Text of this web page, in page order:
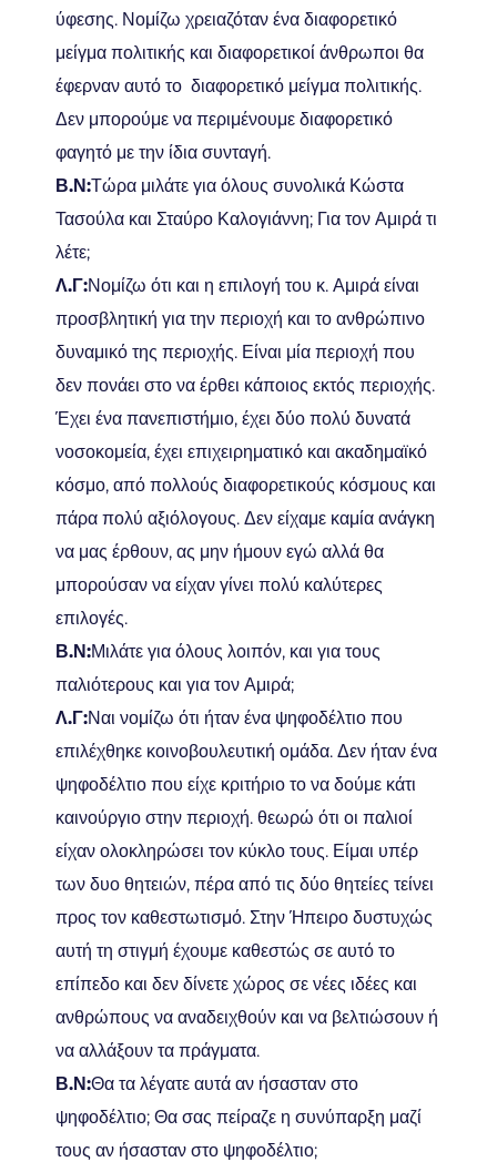
ύφεσης. Νομίζω χρειαζόταν ένα διαφορετικό
μείγμα πολιτικής και διαφορετικοί άνθρωποι θα
έφερναν αυτό το διαφορετικό μείγμα πολιτικής.
Δεν μπορούμε να περιμένουμε διαφορετικό
φαγητό με την ίδια συνταγή.
Β.Ν:Τώρα μιλάτε για όλους συνολικά Κώστα
Τασούλα και Σταύρο Καλογιάννη; Για τον Αμιρά τι
λέτε;
Λ.Γ:Νομίζω ότι και η επιλογή του κ. Αμιρά είναι
προσβλητική για την περιοχή και το ανθρώπινο
δυναμικό της περιοχής. Είναι μία περιοχή που
δεν πονάει στο να έρθει κάποιος εκτός περιοχής.
Έχει ένα πανεπιστήμιο, έχει δύο πολύ δυνατά
νοσοκομεία, έχει επιχειρηματικό και ακαδημαϊκό
κόσμο, από πολλούς διαφορετικούς κόσμους και
πάρα πολύ αξιόλογους. Δεν είχαμε καμία ανάγκη
να μας έρθουν, ας μην ήμουν εγώ αλλά θα
μπορούσαν να είχαν γίνει πολύ καλύτερες
επιλογές.
Β.Ν:Μιλάτε για όλους λοιπόν, και για τους
παλιότερους και για τον Αμιρά;
Λ.Γ:Ναι νομίζω ότι ήταν ένα ψηφοδέλτιο που
επιλέχθηκε κοινοβουλευτική ομάδα. Δεν ήταν ένα
ψηφοδέλτιο που είχε κριτήριο το να δούμε κάτι
καινούργιο στην περιοχή. θεωρώ ότι οι παλιοί
είχαν ολοκληρώσει τον κύκλο τους. Είμαι υπέρ
των δυο θητειών, πέρα από τις δύο θητείες τείνει
προς τον καθεστωτισμό. Στην Ήπειρο δυστυχώς
αυτή τη στιγμή έχουμε καθεστώς σε αυτό το
επίπεδο και δεν δίνετε χώρος σε νέες ιδέες και
ανθρώπους να αναδειχθούν και να βελτιώσουν ή
να αλλάξουν τα πράγματα.
Β.Ν:Θα τα λέγατε αυτά αν ήσασταν στο
ψηφοδέλτιο; Θα σας πείραζε η συνύπαρξη μαζί
τους αν ήσασταν στο ψηφοδέλτιο;